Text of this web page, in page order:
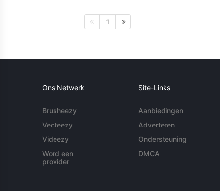
1
Ons Netwerk
Brusheezy
Vecteezy
Videezy
Word een
provider
Site-Links
Aanbiedingen
Adverteren
Ondersteuning
DMCA